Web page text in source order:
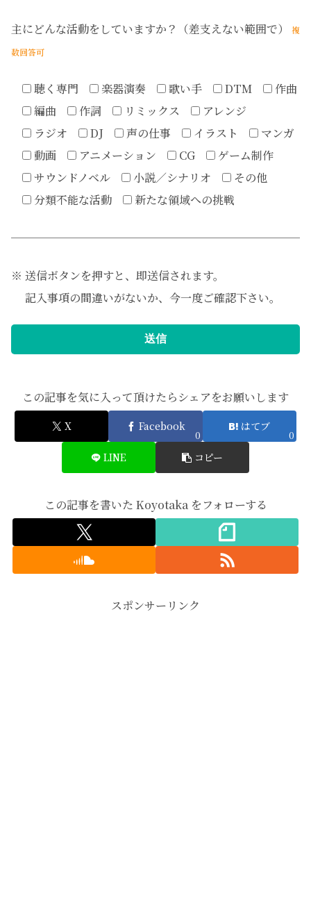
主にどんな活動をしていますか？（差支えない範囲で）
複
数回答可
聴く専門 楽器演奏 歌い手 DTM
作曲
編曲
作詞 リミックス
アレンジ
ラジオ
DJ 声の仕事 イラスト
マンガ
動画
アニメーション CG
ゲーム制作
サウンドノベル
小説／シナリオ
その他
分類不能な活動
新たな領域への挑戦
──────────────────────────
※ 送信ボタンを押すと、即送信されます。
記入事項の間違いがないか、今一度ご確認下さい。
この記事を気に入って頂けたらシェアをお願いします
X Facebook
0
はてブ
0
LINE コピー
この記事を書いた Koyotaka をフォローする
スポンサーリンク